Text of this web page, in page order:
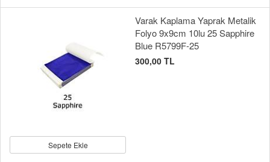
Sepete Ekle
Varak Kaplama Yaprak Metalik
Folyo 9x9cm 10lu 25 Sapphire
Blue R5799F-25
300,00 TL